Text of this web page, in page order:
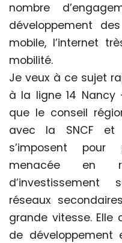
nombre
développement
mobile, l’internet
mobilité.
Je veux à ce sujet
à la ligne 14 Nancy
que le conseil
avec la SNCF et
s’imposent
menacée en
d’investissement
réseaux
grande vitesse. Elle
de